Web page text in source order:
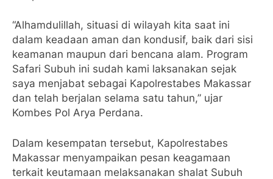
“Alhamdulillah, situasi di wilayah kita saat ini
dalam keadaan aman dan kondusif, baik dari sisi
keamanan maupun dari bencana alam. Program
Safari Subuh ini sudah kami laksanakan sejak
saya menjabat sebagai Kapolrestabes Makassar
dan telah berjalan selama satu tahun,” ujar
Kombes Pol Arya Perdana.
Dalam kesempatan tersebut, Kapolrestabes
Makassar menyampaikan pesan keagamaan
terkait keutamaan melaksanakan shalat Subuh